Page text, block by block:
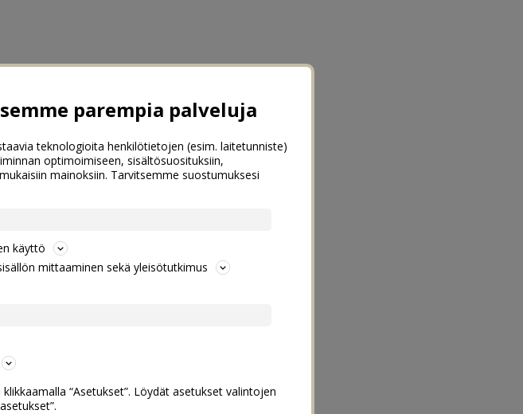
parempia palveluja
teknologioita henkilötietojen (esim. laitetunniste)
optimoimiseen, sisältösuosituksiin,
mainoksiin. Tarvitsemme suostumuksesi
käyttö
mittaaminen sekä yleisötutkimus
“Asetukset”. Löydät asetukset valintojen